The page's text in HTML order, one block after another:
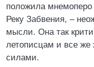
положила
Реку Забвения, –
мысли. Она так
летописцам и все
силами.